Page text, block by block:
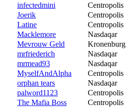
infectedmini
Centropolis
Joerik
Centropolis
Latine
Centropolis
Macklemore
Nasdaqar
Mevrouw Geld
Kronenburg
mrfriederich
Nasdaqar
mrmead93
Nasdaqar
MyselfAndAlpha
Centropolis
orphan tears
Nasdaqar
palword1123
Centropolis
The Mafia Boss
Centropolis